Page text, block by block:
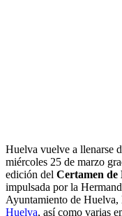
Huelva vuelve a llenarse
miércoles 25 de marzo
edición del Certamen de
impulsada por la
Ayuntamiento de
Huelva, así como varias